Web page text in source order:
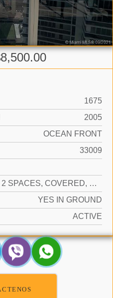
1675
2005
OCEAN FRONT
33009
2 SPACES, COVERED, NO RV/BOATS
YES IN GROUND
ACTIVE